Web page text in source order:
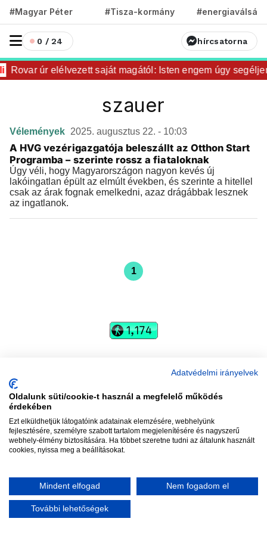
#Magyar Péter #Tisza-kormány #energiaválság
0 / 24 hírcsatorna
Rovar úr elélvezett saját magától: Isten engem úgy
szauer
Vélemények 2025. augusztus 22. - 10:03
A HVG vezérigazgatója beleszállt az Otthon Start
Programba – szerinte rossz a fiataloknak
Úgy véli, hogy Magyarországon nagyon kevés új
lakóingatlan épült az elmúlt években, és szerinte a hitellel
csak az árak fognak emelkedni, azaz drágábbak lesznek
az ingatlanok.
1
Modi:moderator@vadhajtasok.hu
AdatvédelemImpresszumSzerzői jogok
2018 Vadhajtások.hu
Adatvédelmi irányelvek
Oldalunk süti/cookie-t használ a megfelelő működés
érdekében
Ezt elküldhetjük látogatóink adatainak elemzésére, webhelyünk
fejlesztésére, személyre szabott tartalom megjelenítésére és nagyszerű
webhely-élmény biztosítására. Ha többet szeretne tudni az általunk használt
cookies, nyissa meg a beállításokat.
Mindent elfogad Nem fogadom el
További lehetőségek